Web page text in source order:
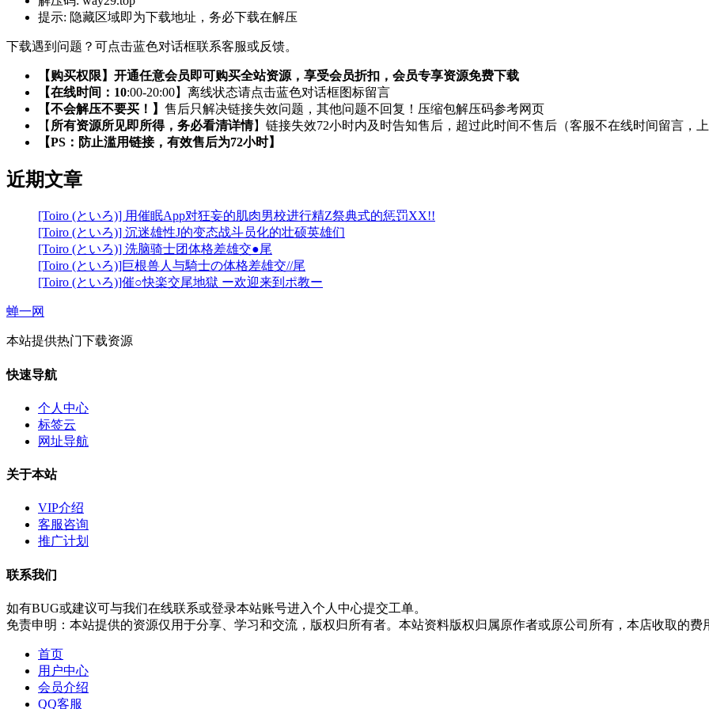
提示: 隐藏区域即为下载地址，务必下载在解压
下载遇到问题？可点击蓝色对话框联系客服或反馈。
【购买权限】开通任意会员即可购买全站资源，享受会员折扣，会员专享资源免费下载
【在线时间：10:00-20:00】离线状态请点击蓝色对话框图标留言
【不会解压不要买！】 售后只解决链接失效问题，其他问题不回复！压缩包解压码参考网页
【 所有资源所见即所得，务必看清详情】链接失效72小时内及时告知售后，超过此时间不售后（客服不在线时间留言，上
【PS：防止滥用链接，有效售后为72小时】
近期文章
[Toiro (といろ)] 用催眠App对狂妄的肌肉男校进行精Z祭典式的惩罚XX!!
[Toiro (といろ)] 沉迷雄性J的变态战斗员化的壮硕英雄们
[Toiro (といろ)] 洗脑骑士团体格差雄交●尾
[Toiro (といろ)]巨根兽人与騎士の体格差雄交//尾
[Toiro (といろ)]催○快楽交尾地獄 ー欢迎来到ポ教ー
蝉一网
本站提供热门下载资源
快速导航
个人中心
标签云
网址导航
关于本站
VIP介绍
客服咨询
推广计划
联系我们
如有BUG或建议可与我们在线联系或登录本站账号进入个人中心提交工单。
免责申明：本站提供的资源仅用于分享、学习和交流，版权归所有者。本站资料版权归属原作者或原公司所有，本店收取的费
首页
用户中心
会员介绍
QQ客服